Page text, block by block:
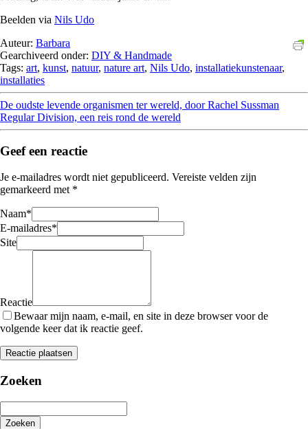
Beelden via Nils Udo
Auteur: Barbara
Gearchiveerd onder: DIY & Handmade
Tags: art, kunst, natuur, nature art, Nils Udo, installatiekunstenaar,
installaties
De oudste levende organismen ter wereld, door Rachel Sussman
Regular Division, een reis rond de wereld
Geef een reactie
Je e-mailadres wordt niet gepubliceerd. Vereiste velden zijn
gemarkeerd met *
Naam*
E-mailadres*
Site
Reactie
Bewaar mijn naam, e-mail, en site in deze browser voor de
volgende keer dat ik reactie geef.
Zoeken
Zoeken